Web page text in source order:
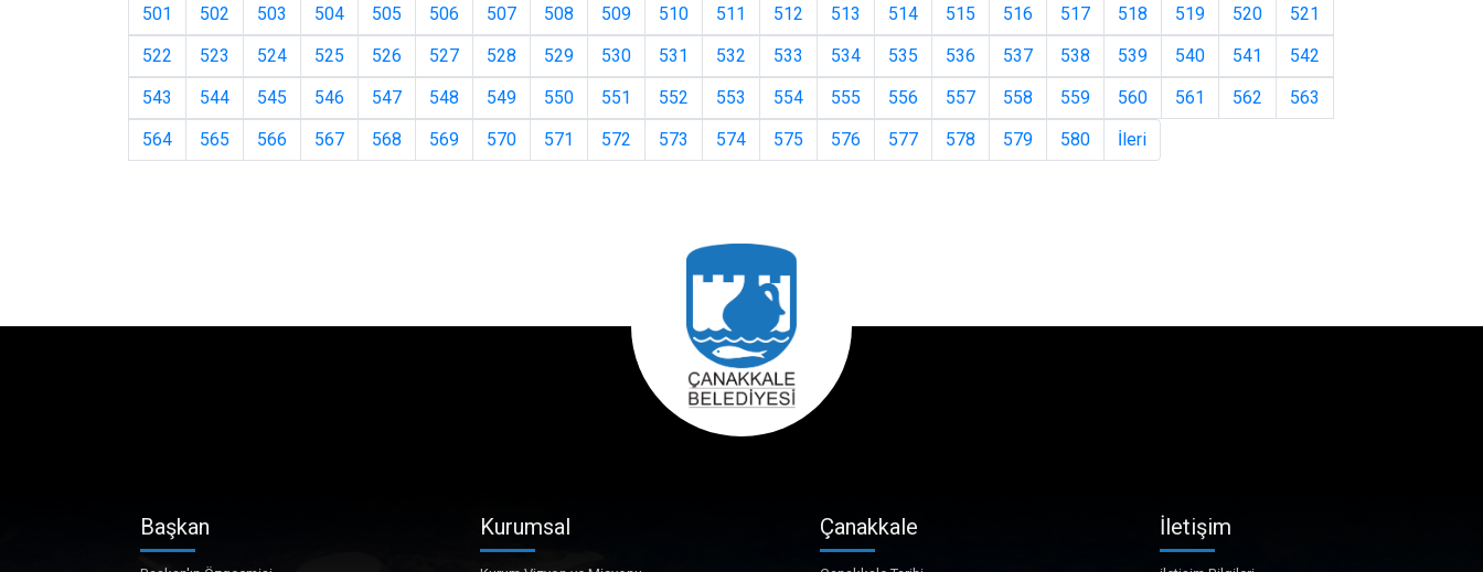
501
502 503 504 505 506 507 508 509 510 511 512 513 514 515 516 517 518 519 520
521
522
523 524 525 526 527 528 529 530 531 532 533 534 535 536 537 538 539 540 541
542
543
544 545 546 547 548 549 550 551 552 553 554 555 556 557 558 559 560 561 562
563
564
565 566 567 568 569 570 571 572 573 574 575 576 577 578 579 580 İleri
Başkan Kurumsal Çanakkale İletişim